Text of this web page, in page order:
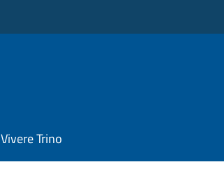
Vivere Trino